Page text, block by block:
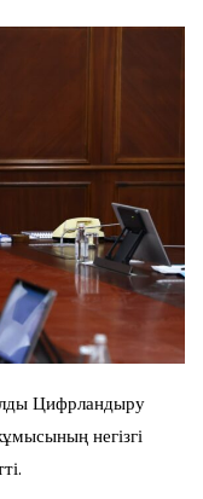
Цифрландыру
негізгі